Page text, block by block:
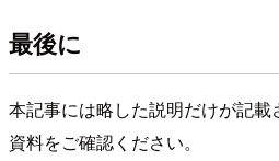
最後に
本記事には略した説明だけが記
資料をご確認ください。